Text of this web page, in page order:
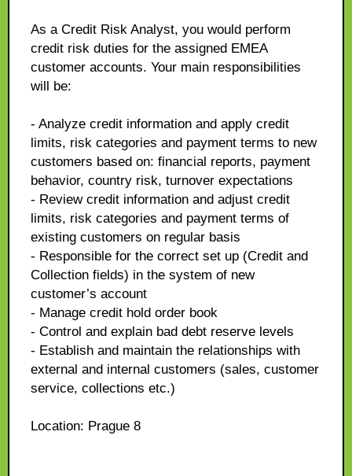
As a Credit Risk Analyst, you would perform
credit risk duties for the assigned EMEA
customer accounts. Your main responsibilities
will be:
- Analyze credit information and apply credit
limits, risk categories and payment terms to new
customers based on: financial reports, payment
behavior, country risk, turnover expectations
- Review credit information and adjust credit
limits, risk categories and payment terms of
existing customers on regular basis
- Responsible for the correct set up (Credit and
Collection fields) in the system of new
customer’s account
- Manage credit hold order book
- Control and explain bad debt reserve levels
- Establish and maintain the relationships with
external and internal customers (sales, customer
service, collections etc.)
Location: Prague 8